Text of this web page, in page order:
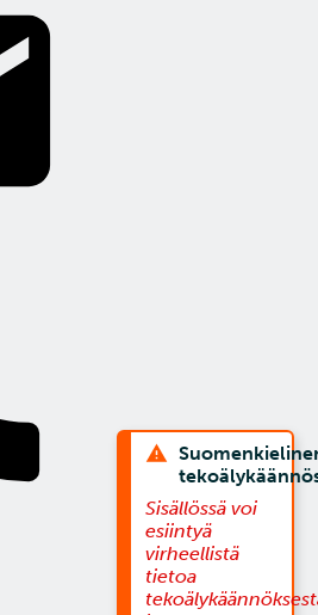
Sisällössä voi
esiintyä
virheellistä
tietoa